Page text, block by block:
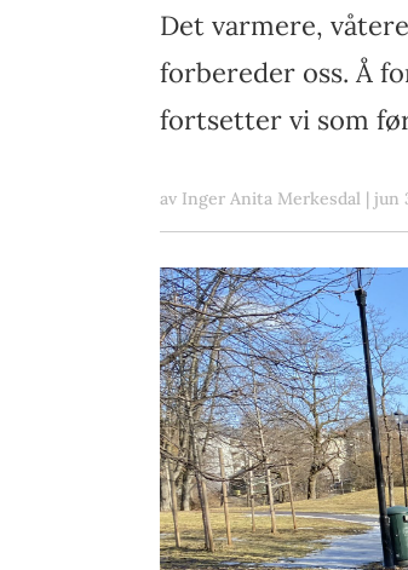
Det varmere,
forbereder oss. Å
fortsetter vi som
av Inger Anita Merkesdal | jun